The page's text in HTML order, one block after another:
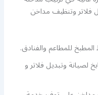
فلاتر وتنظيف مداخن
للمطاعم والفنادق.
لصيانة وتبديل فلاتر و